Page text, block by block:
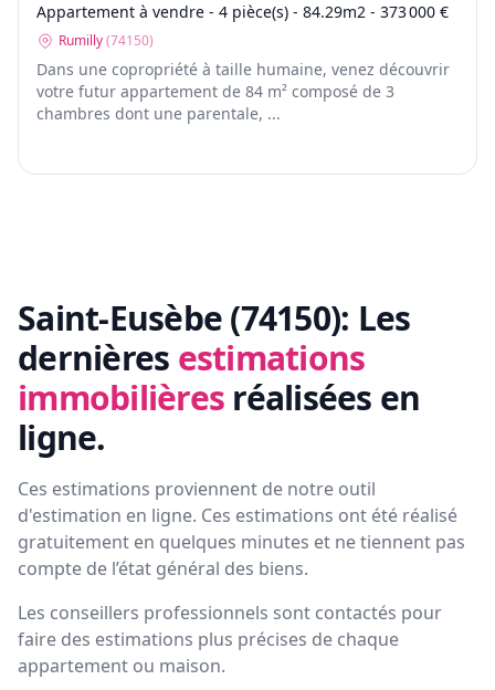
Appartement à vendre - 4 pièce(s) - 84.29m2 - 373 000 €
Rumilly(74150)
Dans une copropriété à taille humaine, venez découvrir
votre futur appartement de 84 m² composé de 3
chambres dont une parentale, ...
Saint-Eusèbe (74150): Les
dernières estimations
immobilières réalisées en
ligne.
Ces estimations proviennent de notre outil
d'estimation en ligne. Ces estimations ont été réalisé
gratuitement en quelques minutes et ne tiennent pas
compte de l’état général des biens.
Les conseillers professionnels sont contactés pour
faire des estimations plus précises de chaque
appartement ou maison.